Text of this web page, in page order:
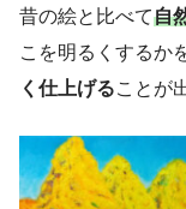
昔の絵と比べて自
こを明るくするか
く仕上げることが